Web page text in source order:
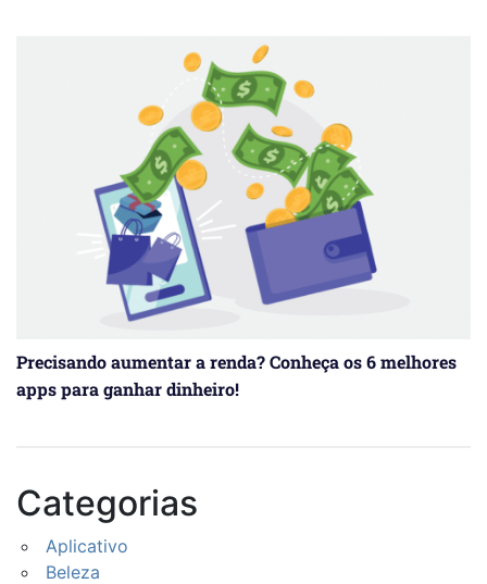
Precisando aumentar a renda? Conheça os 6 melhores
apps para ganhar dinheiro!
Categorias
Aplicativo
Beleza